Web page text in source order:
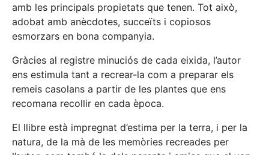
amb les principals propietats que tenen. Tot això,
adobat amb anècdotes, succeïts i copiosos
esmorzars en bona companyia.
Gràcies al registre minuciós de cada eixida, l’autor
ens estimula tant a recrear-la com a preparar els
remeis casolans a partir de les plantes que ens
recomana recollir en cada època.
El llibre està impregnat d’estima per la terra, i per la
natura, de la mà de les memòries recreades per